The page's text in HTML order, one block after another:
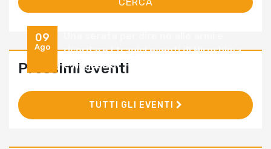
Prossimi eventi
09
Ago
ricordare i tragici eventi di Hiroshima
e Nagasaki
TUTTI GLI EVENTI